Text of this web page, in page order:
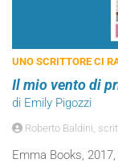
UNO SCRITTORE CI
Il mio vento di
di Emily Pigozzi
Roberto Baldini,
Emma Books,